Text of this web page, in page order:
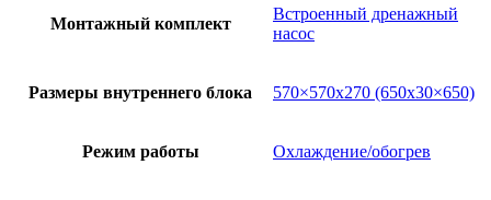
Монтажный комплект
Встроенный дренажный
насос
Размеры внутреннего блока 570×570х270 (650х30×650)
Режим работы Охлаждение/обогрев